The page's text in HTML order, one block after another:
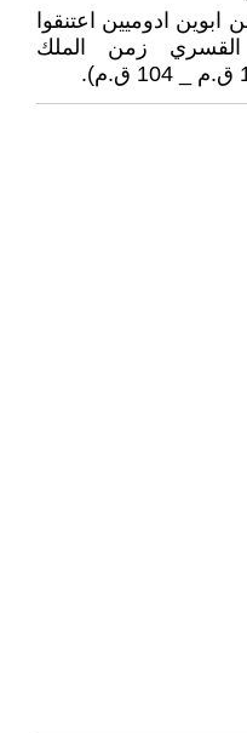
عام 73 ق.م من ابوين ادوميين اعتنقوا
القسري زمن الملك